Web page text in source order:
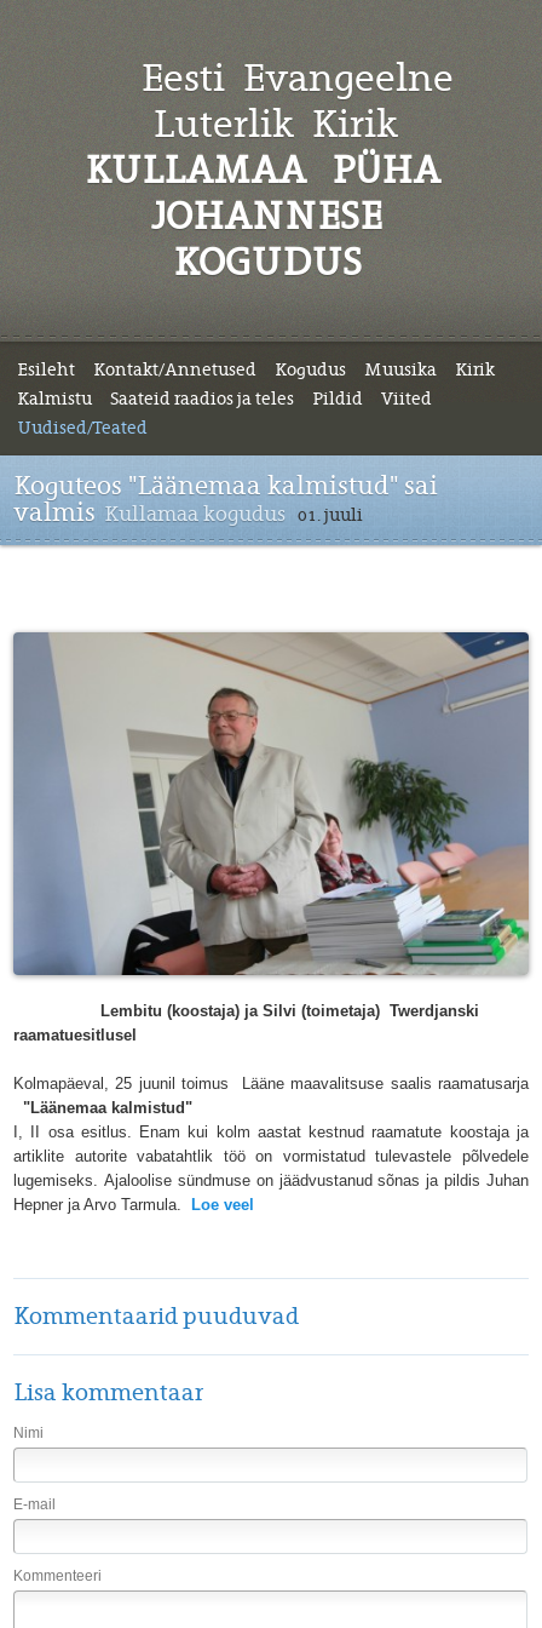
Eesti Evangeelne
Luterlik Kirik
KULLAMAA PÜHA
JOHANNESE
KOGUDUS
Esileht Kontakt/Annetused Kogudus Muusika
Kirik
Kalmistu
Saateid raadios ja teles Pildid
Viited
Uudised/Teated
Koguteos "Läänemaa kalmistud" sai
valmis Kullamaa kogudus 01. juuli
Lembitu (koostaja) ja Silvi (toimetaja) Twerdjanski
raamatuesitlusel
Kolmapäeval, 25 juunil toimus Lääne maavalitsuse saalis raamatusarja
"Läänemaa kalmistud"
I,
osa esitlus. Enam kui kolm aastat kestnud raamatute koostaja ja
artiklite autorite vabatahtlik töö on vormistatud tulevastele põlvedele
lugemiseks. Ajaloolise sündmuse on jäädvustanud sõnas ja pildis Juhan
Hepner ja Arvo Tarmula.
Loe veel
Kommentaarid puuduvad
Lisa kommentaar
Nimi
E-mail
Kommenteeri